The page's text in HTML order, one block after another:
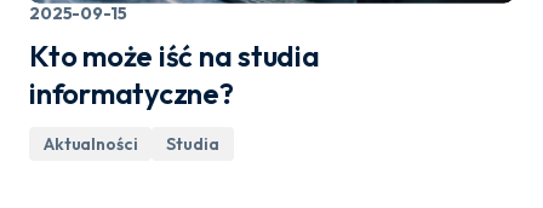
2025-09-15
Kto może iść na studia
informatyczne?
Aktualności Studia